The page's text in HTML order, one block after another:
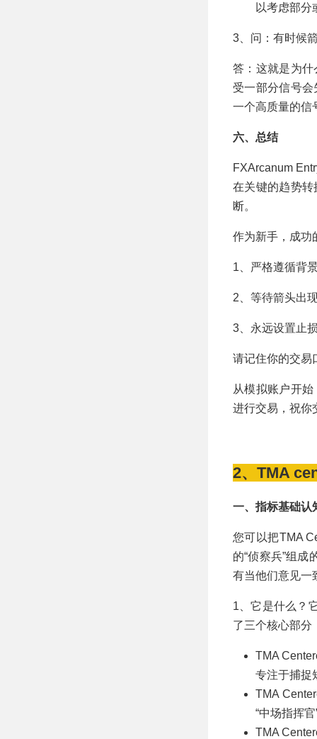
以考虑部分
3、问：有时候
答：这就是为
受一部分信号
一个高质量的信
六、总结
FXArcanum
在关键的趋势
断。
作为新手，成功
1、严格遵循背
2、等待箭头出
3、永远设置止
请记住你的交易
从模拟账户开
进行交易，祝你
2、TMA
一、指标基础认
您可以把TMA
的“侦察兵”组成
有当他们意见一
1、它是什么？
了三个核心部分
TMA
专注于捕捉
TMA
“中场指挥
TMA